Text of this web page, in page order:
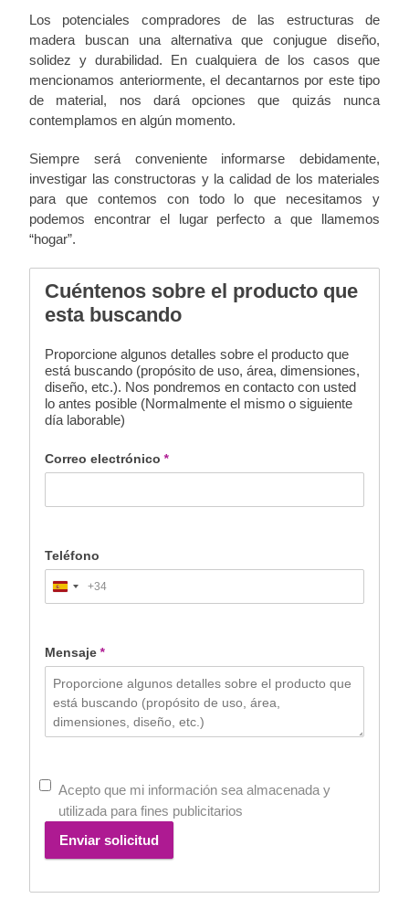
Los potenciales compradores de las estructuras de
madera buscan una alternativa que conjugue diseño,
solidez y durabilidad. En cualquiera de los casos que
mencionamos anteriormente, el decantarnos por este tipo
de material, nos dará opciones que quizás nunca
contemplamos en algún momento.
Siempre será conveniente informarse debidamente,
investigar las constructoras y la calidad de los materiales
para que contemos con todo lo que necesitamos y
podemos encontrar el lugar perfecto a que llamemos
“hogar”.
Cuéntenos sobre el producto que
esta buscando
Proporcione algunos detalles sobre el producto que
está buscando (propósito de uso, área, dimensiones,
diseño, etc.). Nos pondremos en contacto con usted
lo antes posible (Normalmente el mismo o siguiente
día laborable)
Correo electrónico *
Teléfono
Spain
+34
+34
Mensaje*
Acepto que mi información sea almacenada y
utilizada para fines publicitarios
Enviar solicitud